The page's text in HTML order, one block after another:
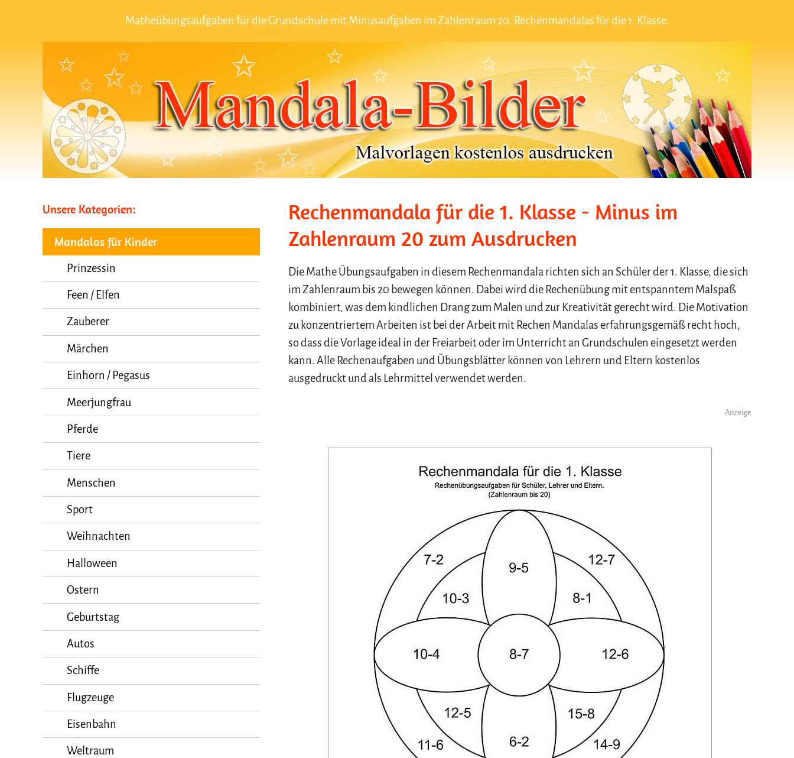
Matheübungsaufgaben für die Grundschule mit Minusaufgaben im Zahlenraum 20. Rechenmandalas für die 1. Klasse.
Unsere Kategorien:
Mandalas für Kinder
Prinzessin
Feen / Elfen
Zauberer
Märchen
Einhorn / Pegasus
Meerjungfrau
Pferde
Tiere
Menschen
Sport
Weihnachten
Halloween
Ostern
Geburtstag
Autos
Schiffe
Flugzeuge
Eisenbahn
Weltraum
Rechenmandala für die 1. Klasse - Minus im
Zahlenraum 20 zum Ausdrucken
Die Mathe Übungsaufgaben in diesem Rechenmandala richten sich an Schüler der 1. Klasse, die sich
im Zahlenraum bis 20 bewegen können. Dabei wird die Rechenübung mit entspanntem Malspaß
kombiniert, was dem kindlichen Drang zum Malen und zur Kreativität gerecht wird. Die Motivation
zu konzentriertem Arbeiten ist bei der Arbeit mit Rechen Mandalas erfahrungsgemäß recht hoch,
so dass die Vorlage ideal in der Freiarbeit oder im Unterricht an Grundschulen eingesetzt werden
kann. Alle Rechenaufgaben und Übungsblätter können von Lehrern und Eltern kostenlos
ausgedruckt und als Lehrmittel verwendet werden.
Anzeige